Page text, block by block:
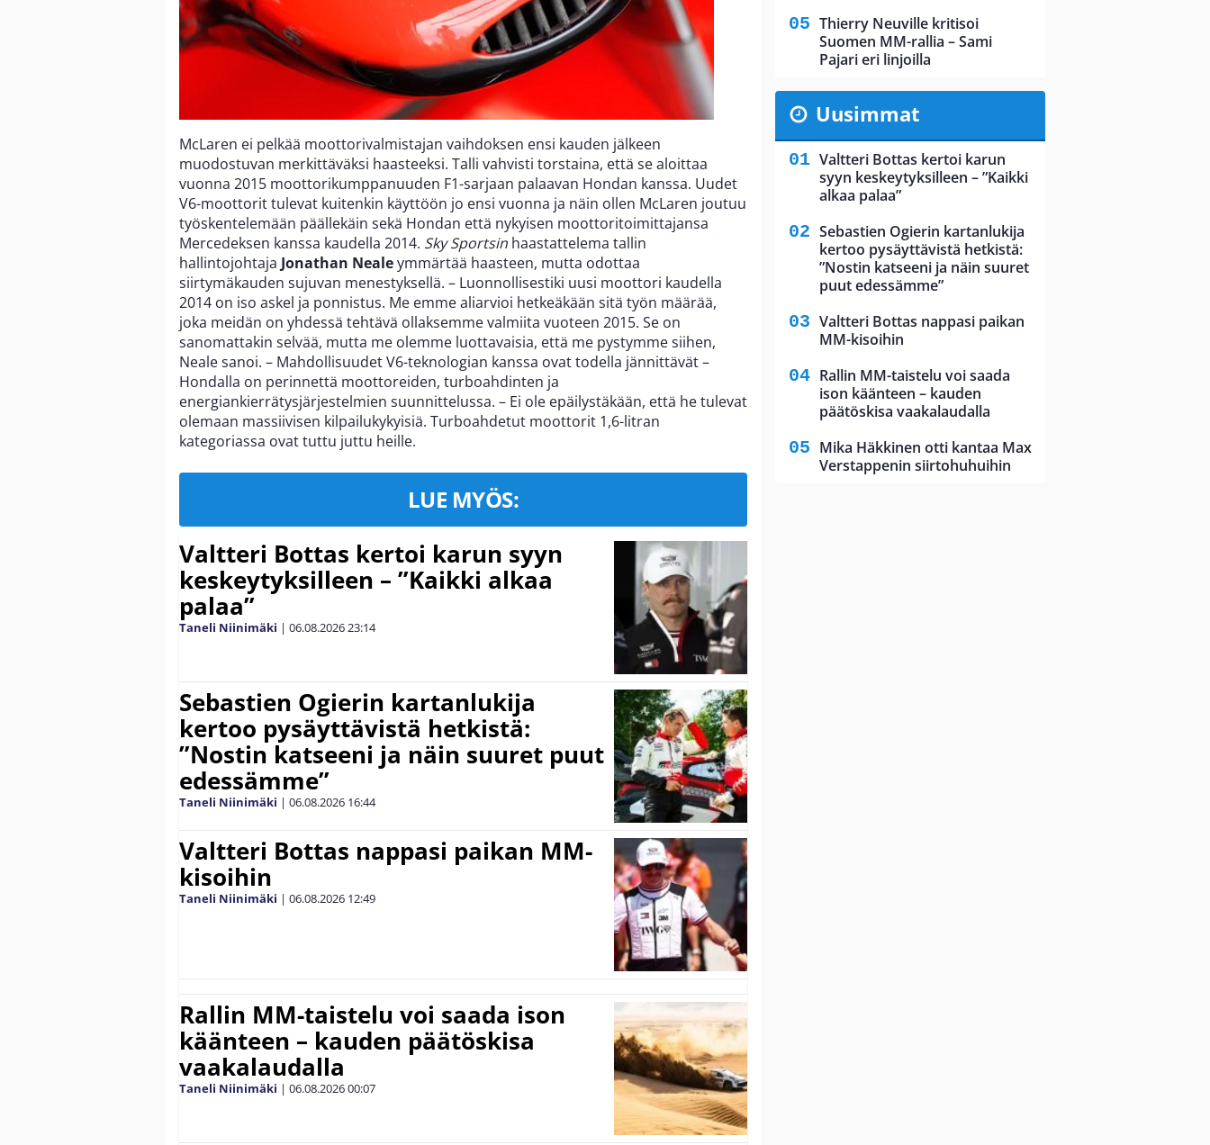
McLaren ei pelkää moottorivalmistajan vaihdoksen ensi kauden jälkeen
muodostuvan merkittäväksi haasteeksi. Talli vahvisti torstaina, että se aloittaa
vuonna 2015 moottorikumppanuuden F1-sarjaan palaavan Hondan kanssa. Uudet
V6-moottorit tulevat kuitenkin käyttöön jo ensi vuonna ja näin ollen McLaren joutuu
työskentelemään päällekäin sekä Hondan että nykyisen moottoritoimittajansa
Mercedeksen kanssa kaudella 2014. Sky Sportsin haastattelema tallin
hallintojohtaja Jonathan Nealeymmärtää haasteen, mutta odottaa
siirtymäkauden sujuvan menestyksellä. – Luonnollisestiki uusi moottori kaudella
2014 on iso askel ja ponnistus. Me emme aliarvioi hetkeäkään sitä työn määrää,
joka meidän on yhdessä tehtävä ollaksemme valmiita vuoteen 2015. Se on
sanomattakin selvää, mutta me olemme luottavaisia, että me pystymme siihen,
Neale sanoi. – Mahdollisuudet V6-teknologian kanssa ovat todella jännittävät –
Hondalla on perinnettä moottoreiden, turboahdinten ja
energiankierrätysjärjestelmien suunnittelussa. – Ei ole epäilystäkään, että he tulevat
olemaan massiivisen kilpailukykyisiä. Turboahdetut moottorit 1,6-litran
kategoriassa ovat tuttu juttu heille.
LUE MYÖS:
Valtteri Bottas kertoi karun syyn
keskeytyksilleen – ”Kaikki alkaa
palaa”
Taneli Niinimäki | 06.08.202623:14
Sebastien Ogierin kartanlukija
kertoo pysäyttävistä hetkistä:
”Nostin katseeni ja näin suuret puut
edessämme”
Taneli Niinimäki | 06.08.2026 16:44
Valtteri Bottas nappasi paikan MM-
kisoihin
Taneli Niinimäki | 06.08.2026 12:49
Rallin MM-taistelu voi saada ison
käänteen – kauden päätöskisa
vaakalaudalla
Taneli Niinimäki | 06.08.202600:07
Thierry Neuville kritisoi
Suomen MM-rallia – Sami
Pajari eri linjoilla
Uusimmat
Valtteri Bottas kertoi karun
syyn keskeytyksilleen – ”Kaikki
alkaa palaa”
Sebastien Ogierin kartanlukija
kertoo pysäyttävistä hetkistä:
”Nostin katseeni ja näin suuret
puut edessämme”
Valtteri Bottas nappasi paikan
MM-kisoihin
Rallin MM-taistelu voi saada
ison käänteen – kauden
päätöskisa vaakalaudalla
Mika Häkkinen otti kantaa Max
Verstappenin siirtohuhuihin